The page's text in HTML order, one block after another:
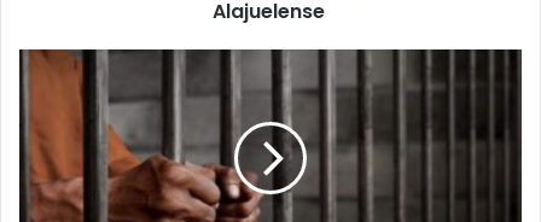
Alajuelense
Hombre
prisión